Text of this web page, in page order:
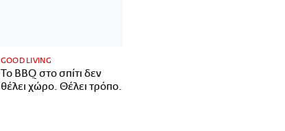
GOOD LIVING
Το BBQ στο σπίτι δεν
θέλει χώρο. Θέλει τρόπο.